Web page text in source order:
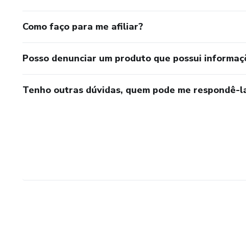
Como faço para me afiliar?
Posso denunciar um produto que possui
Tenho outras dúvidas, quem pode me respondê-